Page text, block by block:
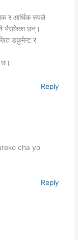
र आर्थिक रुपले
भैसकेका छन्।
डकुमेन्ट र
Reply
cha yo
Reply